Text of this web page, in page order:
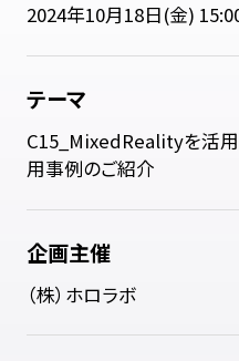
2024年10月18日(金)
テーマ
C15_MixedRealityを活用
用事例のご紹介
企画主催
（株）ホロラボ